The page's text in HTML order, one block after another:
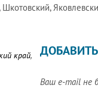
край,
Ваш e-mail не